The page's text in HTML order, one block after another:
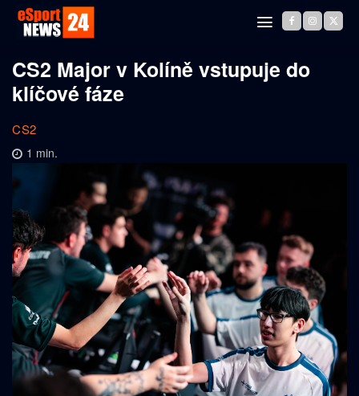
CS2 Major v Kolíně vstupuje do
klíčové fáze
CS2
1 min.